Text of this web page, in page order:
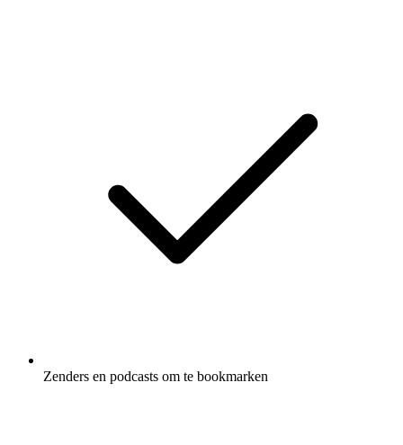
Zenders en podcasts om te bookmarken